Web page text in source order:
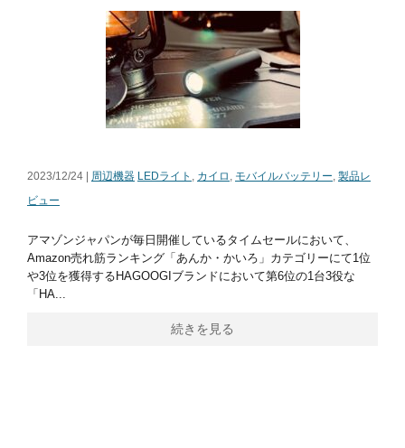
2023/12/24 | 周辺機器 LEDライト , カイロ , モバイルバッテリー, 製品レ
ビュー
アマゾンジャパンが毎日開催しているタイムセールにおいて、
Amazon売れ筋ランキング「あんか・かいろ」カテゴリーにて1位
や3位を獲得するHAGOOGIブランドにおいて第6位の1台3役な
「HA...
続きを見る